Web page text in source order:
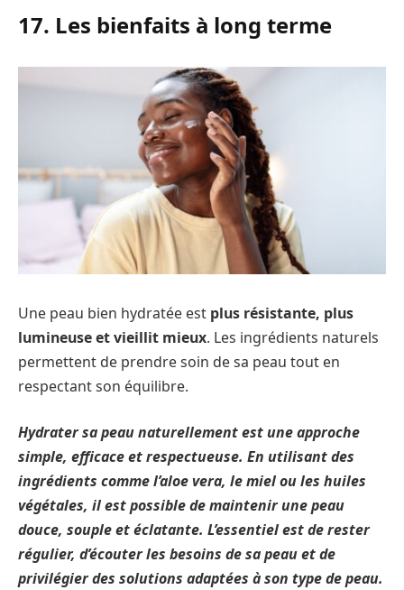
17. Les bienfaits à long terme
Une peau bien hydratée est plus résistante, plus
lumineuse et vieillit mieux. Les ingrédients naturels
permettent de prendre soin de sa peau tout en
respectant son équilibre.
Hydrater sa peau naturellement est une approche
simple, efficace et respectueuse. En utilisant des
ingrédients comme l’aloe vera, le miel ou les huiles
végétales, il est possible de maintenir une peau
douce, souple et éclatante. L’essentiel est de rester
régulier, d’écouter les besoins de sa peau et de
privilégier des solutions adaptées à son type de peau.